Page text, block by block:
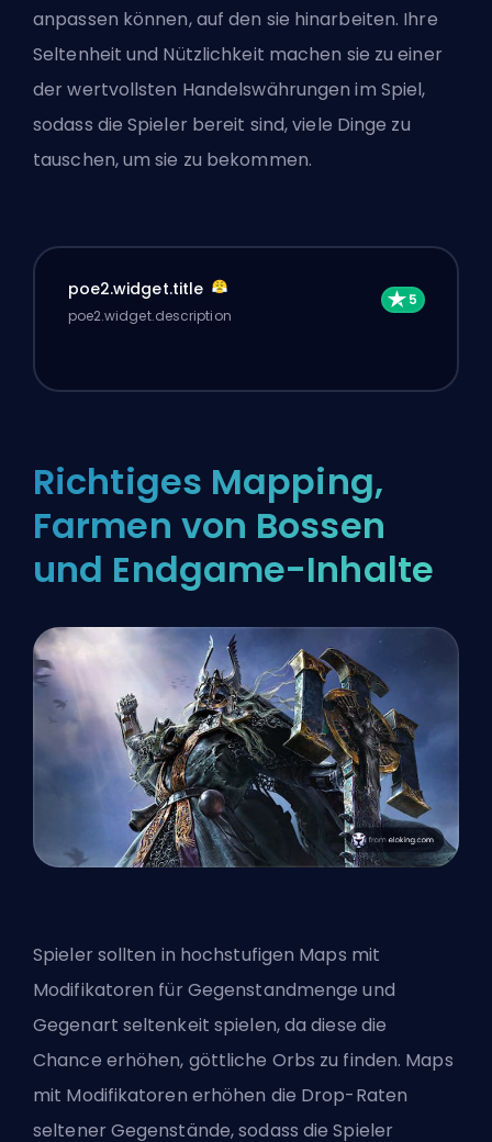
anpassen können, auf den sie hinarbeiten. Ihre
Seltenheit und Nützlichkeit machen sie zu einer
der wertvollsten Handelswährungen im Spiel,
sodass die Spieler bereit sind, viele Dinge zu
tauschen, um sie zu bekommen.
poe2.widget.title
poe2.widget.description
Richtiges Mapping,
Farmen von Bossen
und Endgame-Inhalte
Spieler sollten in hochstufigen Maps mit
Modifikatoren für Gegenstandmenge und
Gegenart seltenkeit spielen, da diese die
Chance erhöhen, göttliche Orbs zu finden. Maps
mit Modifikatoren erhöhen die Drop-Raten
seltener Gegenstände, sodass die Spieler